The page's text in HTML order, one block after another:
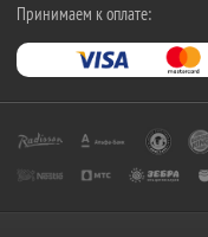
Принимаем к оплате: